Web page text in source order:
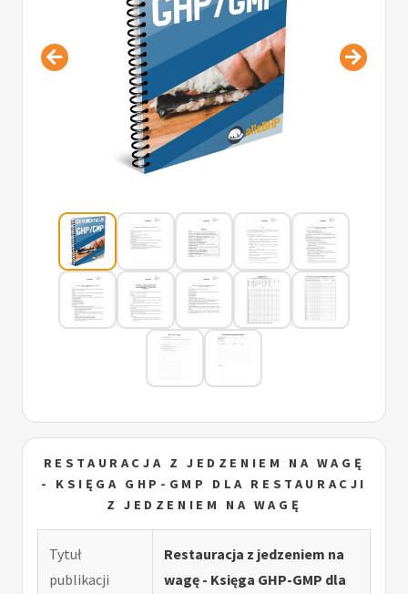
RESTAURACJA Z JEDZENIEM NA WAGĘ
- KSIĘGA GHP-GMP DLA RESTAURACJI
Z JEDZENIEM NA WAGĘ
Tytuł
publikacji
Restauracja z jedzeniem na
wagę - Księga GHP-GMP dla